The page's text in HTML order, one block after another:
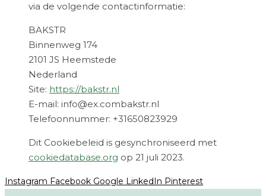
via de volgende contactinformatie:
BAKSTR
Binnenweg 174
2101 JS Heemstede
Nederland
Site: https://bakstr.nl
E-mail: info@ex.combakstr.nl
Telefoonnummer: +31650823929
Dit Cookiebeleid is gesynchroniseerd met
cookiedatabase.org op 21 juli 2023.
Instagram Facebook Google LinkedIn Pinterest